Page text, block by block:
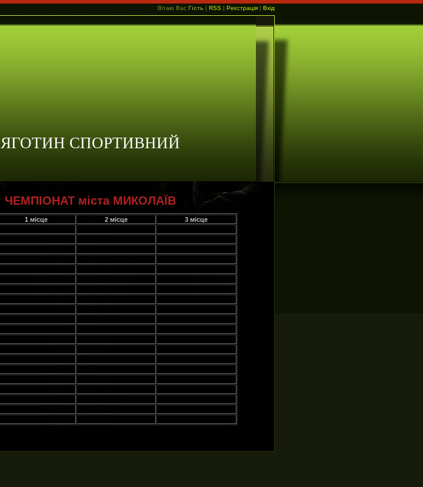
Вітаю Вас Гість | RSS | Реєстрація | Вхід
ЯГОТИН СПОРТИВНИЙ
ЧЕМПІОНАТ міста МИКОЛАЇВ
1 місце 2 місце
3 місце